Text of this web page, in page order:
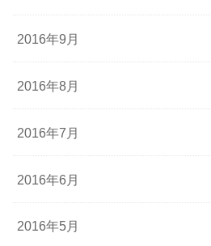
2016年9月
2016年8月
2016年7月
2016年6月
2016年5月